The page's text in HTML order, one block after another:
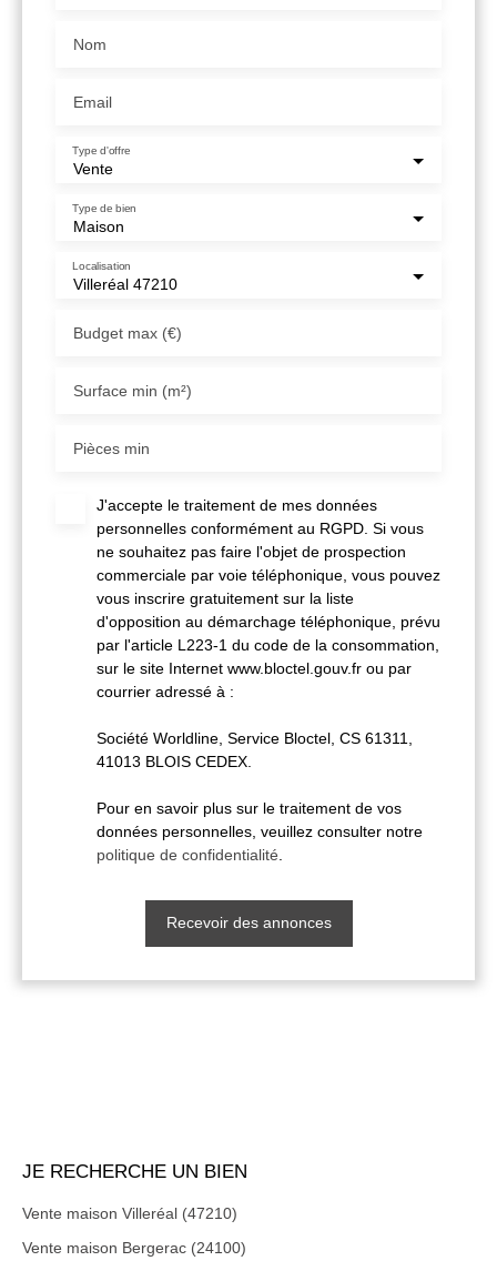
Nom
Email
Vente
Type d'offre
Maison
Type de bien
Villeréal 47210
Localisation
Budget max (€)
Surface min (m²)
Pièces min
J'accepte le traitement de mes données
personnelles conformément au RGPD. Si vous
ne souhaitez pas faire l'objet de prospection
commerciale par voie téléphonique, vous pouvez
vous inscrire gratuitement sur la liste
d'opposition au démarchage téléphonique, prévu
par l'article L223-1 du code de la consommation,
sur le site Internet www.bloctel.gouv.fr ou par
courrier adressé à :
Société Worldline, Service Bloctel, CS 61311,
41013 BLOIS CEDEX.
Pour en savoir plus sur le traitement de vos
données personnelles, veuillez consulter notre
politique de confidentialité
Recevoir des annonces
JE RECHERCHE UN BIEN
Vente maison Villeréal (47210)
Vente maison Bergerac (24100)